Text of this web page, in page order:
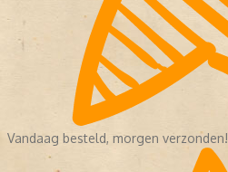
Vandaag besteld, morgen verzonden!